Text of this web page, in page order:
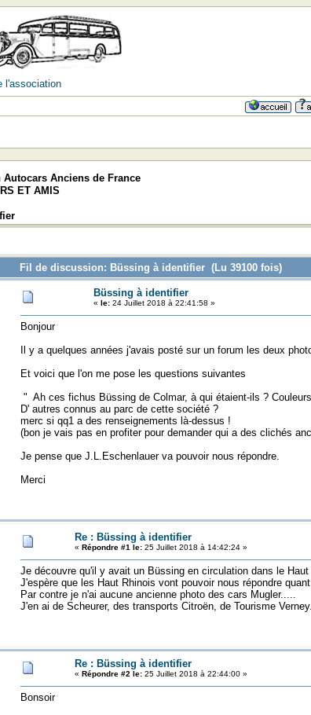
l'association
Anciens de France
ET AMIS
Fil de discussion: Büssing à identifier (Lu 39100 fois)
Büssing à identifier
« le:24 Juillet 2018 à 22:41:58 »
Bonjour
Il y a quelques années j'avais posté sur un forum les deux
Et voici que l'on me pose les questions suivantes
" Ah ces fichus Büssing de Colmar, à qui étaient-ils ?
D' autres connus au parc de cette société ?
merc si qq1 a des renseignements là-dessus !
(bon je vais pas en profiter pour demander qui a des clichés
Je pense que J.L.Eschenlauer va pouvoir nous répondre.
Merci
Re : Büssing à identifier
« Répondre #1 le:25 Juillet 2018 à 14:42:24 »
Je découvre qu'il y avait un Büssing en circulation dans le
J'espère que les Haut Rhinois vont pouvoir nous répondre
Par contre je n'ai aucune ancienne photo des cars Mugler.....
J'en ai de Scheurer, des transports Citroën, de Tourisme
Re : Büssing à identifier
« Répondre #2 le:25 Juillet 2018 à 22:44:00 »
Bonsoir